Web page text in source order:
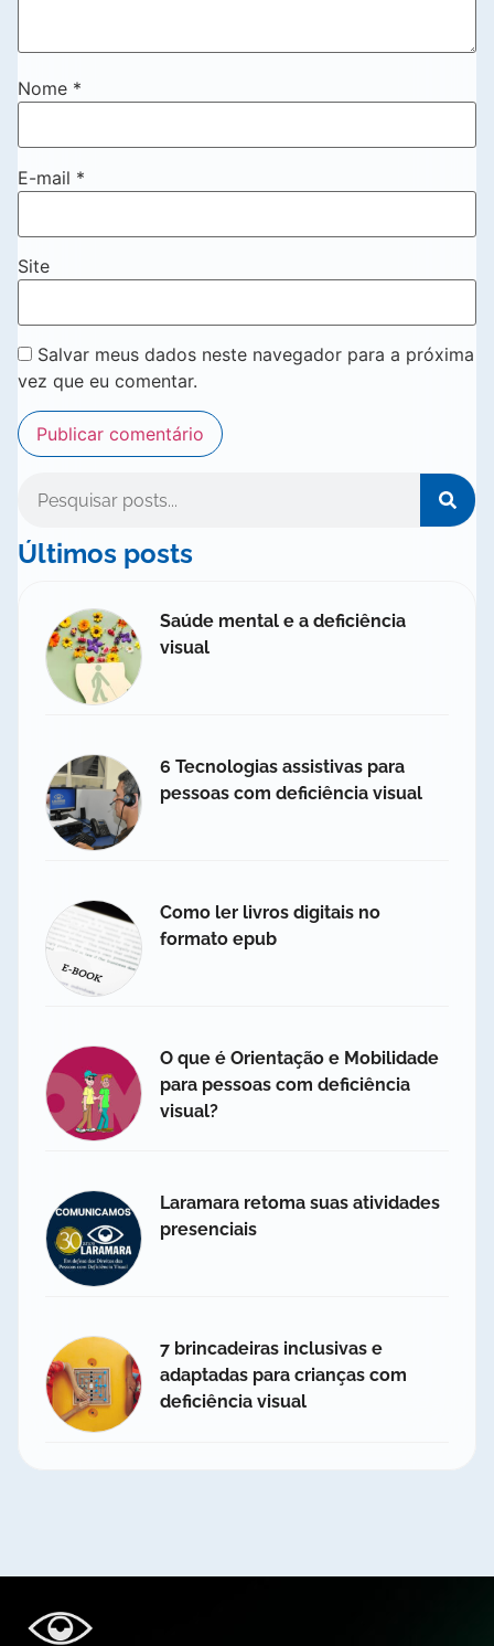
Nome *
E-mail *
Site
Salvar meus dados neste navegador para a próxima
vez que eu comentar.
Últimos posts
Saúde mental e a deficiência
visual
6 Tecnologias assistivas para
pessoas com deficiência visual
Como ler livros digitais no
formato epub
O que é Orientação e Mobilidade
para pessoas com deficiência
visual?
Laramara retoma suas atividades
presenciais
7 brincadeiras inclusivas e
adaptadas para crianças com
deficiência visual